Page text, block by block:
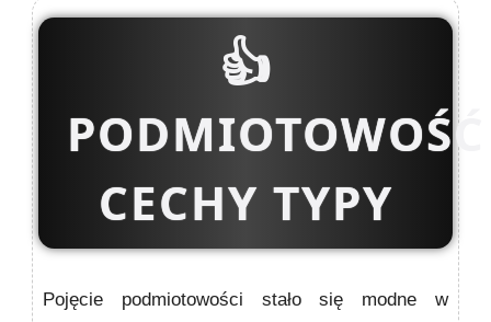
👍
PODMIOTOWOŚĆ
CECHY TYPY
Pojęcie podmiotowości stało się modne w